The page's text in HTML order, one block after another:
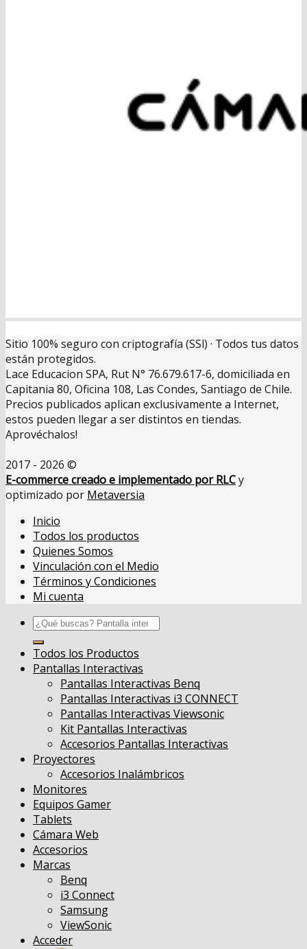
Sitio 100% seguro con criptografía (SSl) · Todos tus datos
están protegidos.
Lace Educacion SPA, Rut N° 76.679.617-6, domiciliada en
Capitania 80, Oficina 108, Las Condes, Santiago de Chile.
Precios publicados aplican exclusivamente a Internet,
estos pueden llegar a ser distintos en tiendas.
Aprovéchalos!
2017 - 2026 ©
E-commerce creado e implementado por RLCy
optimizado por Metaversia
Inicio
Todos los productos
Quienes Somos
Vinculación con el Medio
Términos y Condiciones
Mi cuenta
Buscar
por:
Todos los Productos
Pantallas Interactivas
Pantallas Interactivas Benq
Pantallas Interactivas i3 CONNECT
Pantallas Interactivas Viewsonic
Kit Pantallas Interactivas
Accesorios Pantallas Interactivas
Proyectores
Accesorios Inalámbricos
Monitores
Equipos Gamer
Tablets
Cámara Web
Accesorios
Marcas
Benq
i3 Connect
Samsung
ViewSonic
Acceder